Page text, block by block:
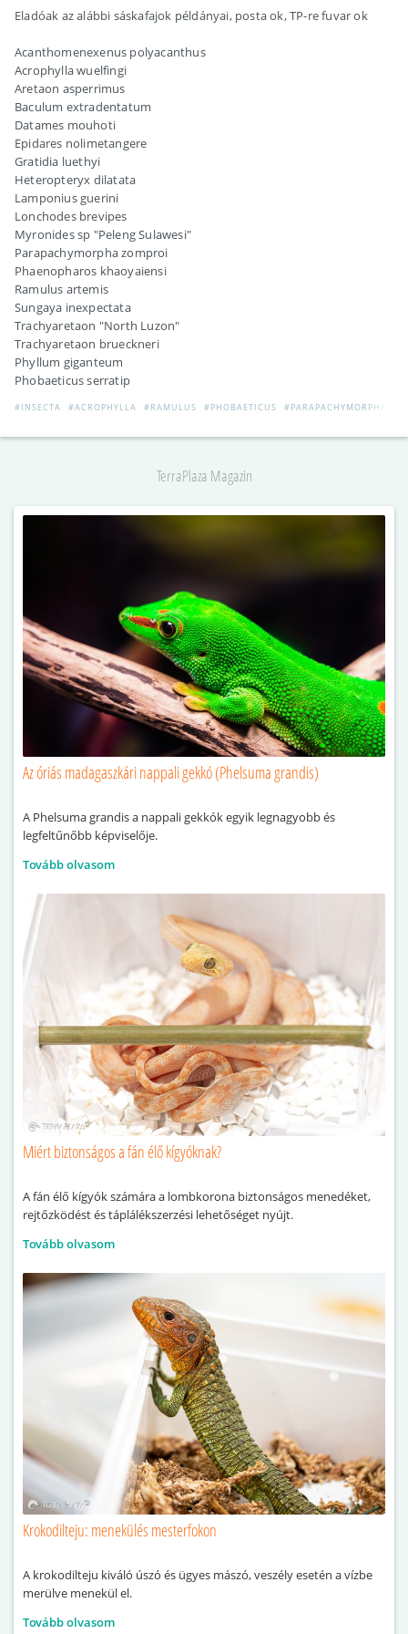
Eladóak az alábbi sáskafajok példányai, posta ok, TP-re fuvar ok
Acanthomenexenus polyacanthus
Acrophylla wuelfingi
Aretaon asperrimus
Baculum extradentatum
Datames mouhoti
Epidares nolimetangere
Gratidia luethyi
Heteropteryx dilatata
Lamponius guerini
Lonchodes brevipes
Myronides sp "Peleng Sulawesi"
Parapachymorpha zomproi
Phaenopharos khaoyaiensi
Ramulus artemis
Sungaya inexpectata
Trachyaretaon "North Luzon"
Trachyaretaon brueckneri
Phyllum giganteum
Phobaeticus serratip
#INSECTA #ACROPHYLLA #RAMULUS #PHOBAETICUS #PARAPACHYMORPHA
TerraPlaza Magazin
Az óriás madagaszkári nappali gekkó (Phelsuma grandis)
A Phelsuma grandis a nappali gekkók egyik legnagyobb és
legfeltűnőbb képviselője.
Tovább olvasom
Miért biztonságos a fán élő kígyóknak?
A fán élő kígyók számára a lombkorona biztonságos menedéket,
rejtőzködést és táplálékszerzési lehetőséget nyújt.
Tovább olvasom
Krokodilteju: menekülés mesterfokon
A krokodilteju kiváló úszó és ügyes mászó, veszély esetén a vízbe
merülve menekül el.
Tovább olvasom